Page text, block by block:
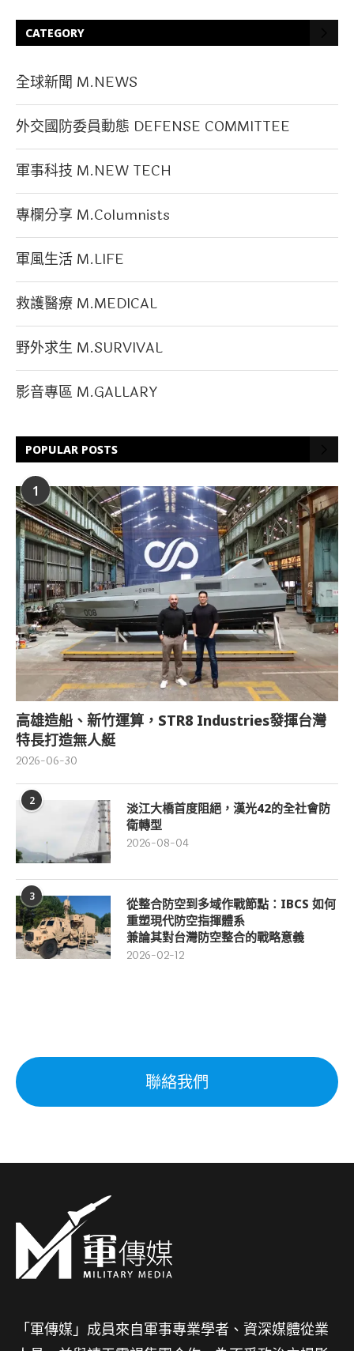
CATEGORY
全球新聞 M.NEWS
外交國防委員動態 DEFENSE COMMITTEE
軍事科技 M.NEW TECH
專欄分享 M.Columnists
軍風生活 M.LIFE
救護醫療 M.MEDICAL
野外求生 M.SURVIVAL
影音專區 M.GALLARY
POPULAR POSTS
1
高雄造船、新竹運算，STR8 Industries發揮台灣
特長打造無人艇
2026-06-30
2
淡江大橋首度阻絕，漢光42的全社會防
衛轉型
2026-08-04
3
從整合防空到多域作戰節點：IBCS 如何
重塑現代防空指揮體系
兼論其對台灣防空整合的戰略意義
2026-02-12
聯絡我們
「軍傳媒」成員來自軍事專業學者、資深媒體從業